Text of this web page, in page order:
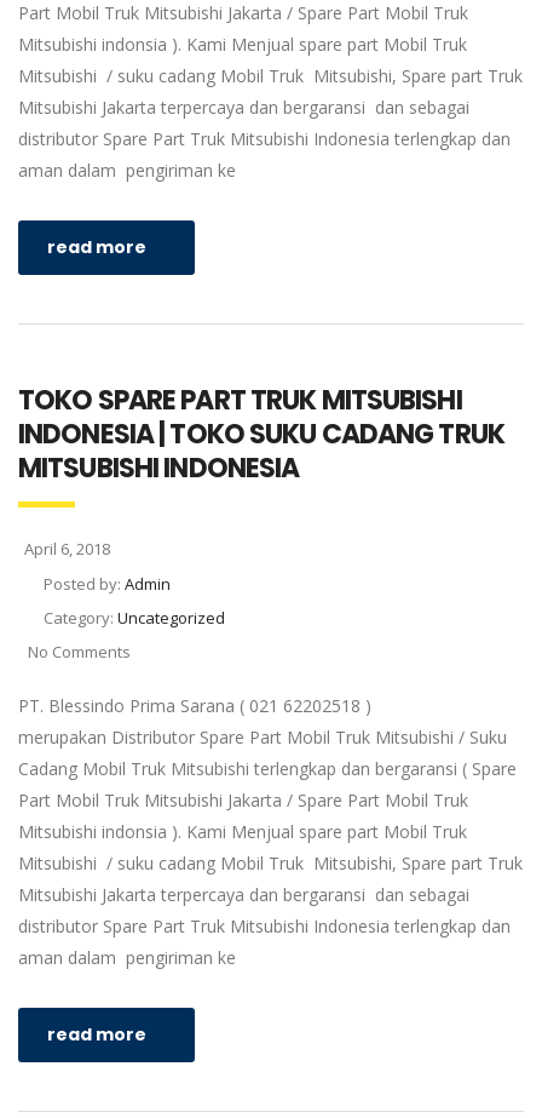
Part Mobil Truk Mitsubishi Jakarta / Spare Part Mobil Truk
Mitsubishi indonsia ). Kami Menjual spare part Mobil Truk
Mitsubishi / suku cadang Mobil Truk Mitsubishi, Spare part Truk
Mitsubishi Jakarta terpercaya dan bergaransi dan sebagai
distributor Spare Part Truk Mitsubishi Indonesia terlengkap dan
aman dalam pengiriman ke
read more
TOKO SPARE PART TRUK MITSUBISHI
INDONESIA | TOKO SUKU CADANG TRUK
MITSUBISHI INDONESIA
April 6, 2018
Posted by: Admin
Category: Uncategorized
No Comments
PT. Blessindo Prima Sarana ( 021 62202518 )
merupakan Distributor Spare Part Mobil Truk Mitsubishi / Suku
Cadang Mobil Truk Mitsubishi terlengkap dan bergaransi ( Spare
Part Mobil Truk Mitsubishi Jakarta / Spare Part Mobil Truk
Mitsubishi indonsia ). Kami Menjual spare part Mobil Truk
Mitsubishi / suku cadang Mobil Truk Mitsubishi, Spare part Truk
Mitsubishi Jakarta terpercaya dan bergaransi dan sebagai
distributor Spare Part Truk Mitsubishi Indonesia terlengkap dan
aman dalam pengiriman ke
read more